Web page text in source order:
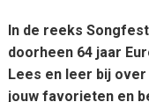
In de reeks
doorheen 64 jaar
Lees en leer bij
jouw favorieten en